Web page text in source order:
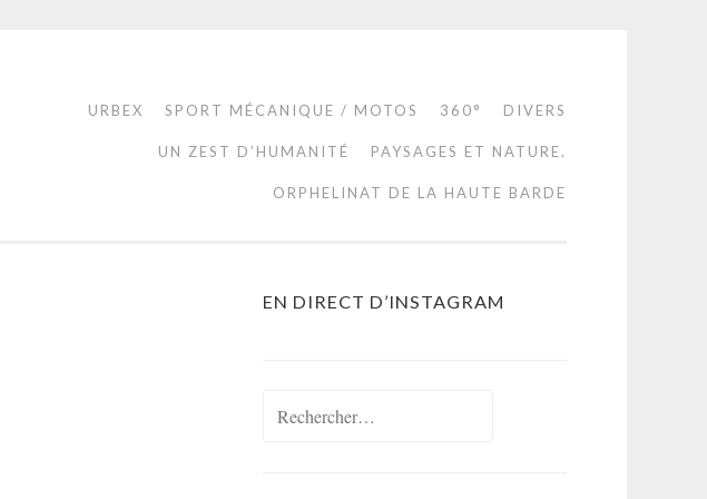
URBEX SPORT MÉCANIQUE / MOTOS 360° DIVERS
UN ZEST D’HUMANITÉ PAYSAGES ET NATURE.
ORPHELINAT DE LA HAUTE BARDE
EN DIRECT D’INSTAGRAM